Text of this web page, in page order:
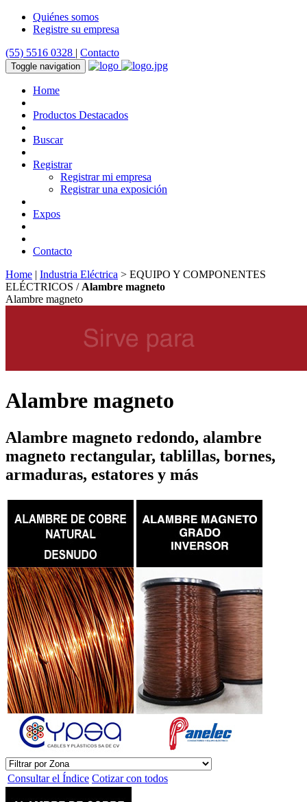
Quiénes somos
Registre su empresa
(55) 5516 0328 | Contacto
Toggle navigation
Home
Productos Destacados
Buscar
Registrar
Registrar mi empresa
Registrar una exposición
Expos
Contacto
Home | Industria Eléctrica > EQUIPO Y COMPONENTES
ELÉCTRICOS / Alambre magneto
Alambre magneto
Alambre magneto
Alambre magneto redondo, alambre
magneto rectangular, tablillas, bornes,
armaduras, estatores y más
Consultar el Índice Cotizar con todos